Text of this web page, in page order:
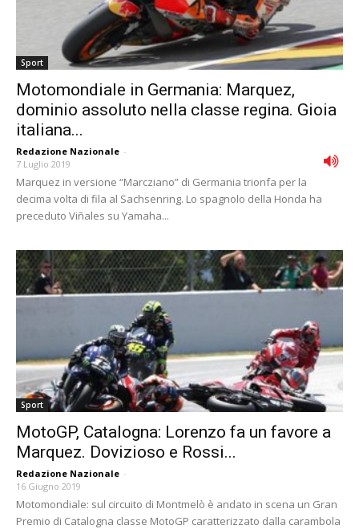
Sport
Motomondiale in Germania: Marquez,
dominio assoluto nella classe regina. Gioia
italiana...
Redazione Nazionale -
7 Luglio 2019
Marquez in versione “Marcziano” di Germania trionfa per la
decima volta di fila al Sachsenring. Lo spagnolo della Honda ha
preceduto Viñales su Yamaha...
Sport
MotoGP, Catalogna: Lorenzo fa un favore a
Marquez. Dovizioso e Rossi...
Redazione Nazionale -
16 Giugno 2019
Motomondiale: sul circuito di Montmelò è andato in scena un Gran
Premio di Catalogna classe MotoGP caratterizzato dalla carambola